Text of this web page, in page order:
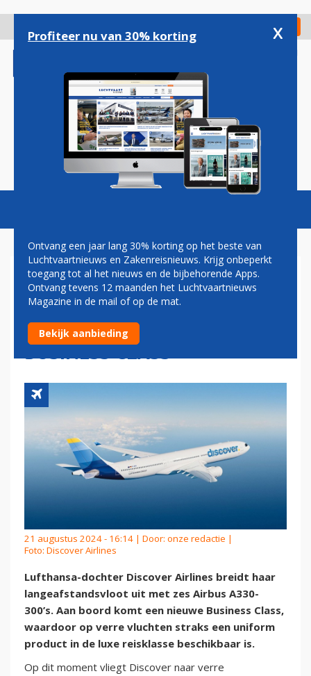
gaan
Check in
Magazine Podcasts Vacatures
DISCOVER AIRLINES BREIDT
VLOOT UIT EN
INTRODUCEERT NIEUWE
BUSINESS CLASS
21 augustus 2024 - 16:14 | Door: onze redactie |
Foto: Discover Airlines
Lufthansa-dochter Discover Airlines breidt haar
langeafstandsvloot uit met zes Airbus A330-
300’s. Aan boord komt een nieuwe Business Class,
waardoor op verre vluchten straks een uniform
product in de luxe reisklasse beschikbaar is.
Op dit moment vliegt Discover naar verre
Profiteer nu van 30% korting x
Ontvang een jaar lang 30% korting op het beste van
Luchtvaartnieuws en Zakenreisnieuws. Krijg onbeperkt
toegang tot al het nieuws en de bijbehorende Apps.
Ontvang tevens 12 maanden het Luchtvaartnieuws
Magazine in de mail of op de mat.
Bekijk aanbieding